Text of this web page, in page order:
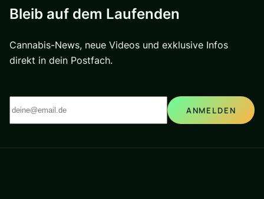
Bleib auf dem Laufenden
Cannabis-News, neue Videos und exklusive Infos
direkt in dein Postfach.
ANMELDEN